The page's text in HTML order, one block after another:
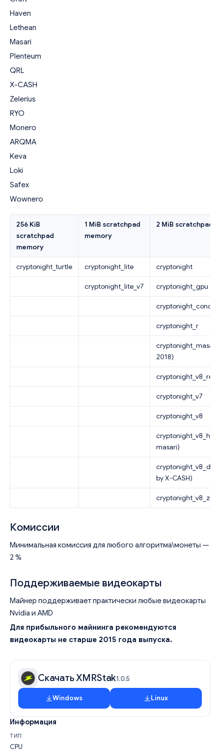
Информация
ТИП
CPU
Haven
Lethean
Masari
Plenteum
QRL
X-CASH
Zelerius
RYO
Monero
ARQMA
Keva
Loki
Safex
Wownero
256 KiB
scratchpad
memory
1 MiB scratchpad
memory
2 MiB scratchpad
cryptonight_turtle cryptonight_lite cryptonight
cryptonight_lite_v7 cryptonight_gpu
cryptonight_r
cryptonight_masari
2018)
cryptonight_v7
cryptonight_v8
cryptonight_v8_half
masari)
by X-CASH)
Комиссии
Минимальная комиссия для любого алгоритма\монеты —
2 %
Поддерживаемые видеокарты
Майнер поддерживает практически любые видеокарты
Nvidia и AMD
Для прибыльного майнинга рекомендуются
видеокарты не старше 2015 года выпуска.
Скачать XMRStak1.0.5
Windows Linux